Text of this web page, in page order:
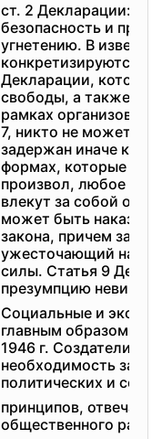
ст. 2 Декларации:
безопасность и
угнетению. В
конкретизируются
Декларации,
свободы, а также
рамках
7, никто не может
задержан иначе как
формах, которые им
произвол, любое
влекут за собой
может быть наказан
закона, причем
ужесточающий
силы. Статья 9
презумпцию
Социальные и
главным образом, в
1946 г. Создатели
необходимость
политических и
принципов,
общественного